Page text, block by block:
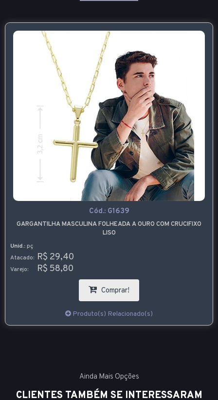
Cód.: G1639
GARGANTILHA MASCULINA FOLHEADA A OURO COM CRUCIFIXO
LISO
Unid.: pç
Atacado: R$ 29,40
Varejo: R$ 58,80
Comprar!
Produto(s) Relacionado(s)
Ainda Mais Opções
CLIENTES TAMBÉM SE INTERESSARAM